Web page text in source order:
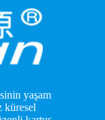
yaşam
küresel